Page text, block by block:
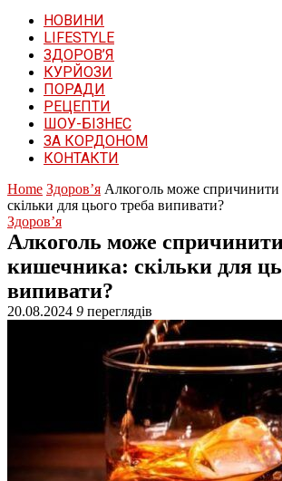
НОВИНИ
LIFESTYLE
ЗДОРОВ’Я
КУРЙОЗИ
ПОРАДИ
РЕЦЕПТИ
ШОУ-БІЗНЕС
ЗА КОРДОНОМ
КОНТАКТИ
Home Здоров’я Алкоголь може
скільки для цього треба випивати?
Здоров’я
Алкоголь може
кишечника: скільки для
випивати?
20.08.2024 9 переглядів